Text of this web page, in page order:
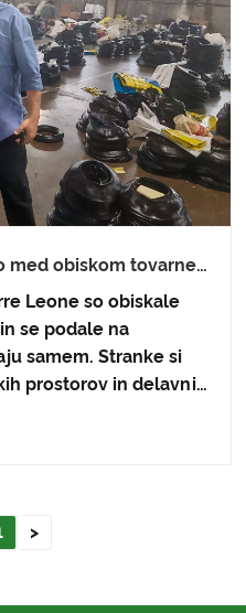
med obiskom tovarne
zmogljivost in
Leone so obiskale
se podale na
samem. Stranke si
prostorov in delavnic,
izdelkov in
>